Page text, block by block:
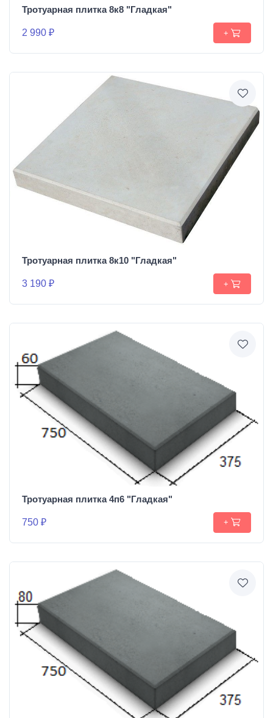
Тротуарная плитка 8к8 "Гладкая"
2 990 ₽ +
Тротуарная плитка 8к10 "Гладкая"
3 190 ₽ +
Тротуарная плитка 4п6 "Гладкая"
750 ₽ +